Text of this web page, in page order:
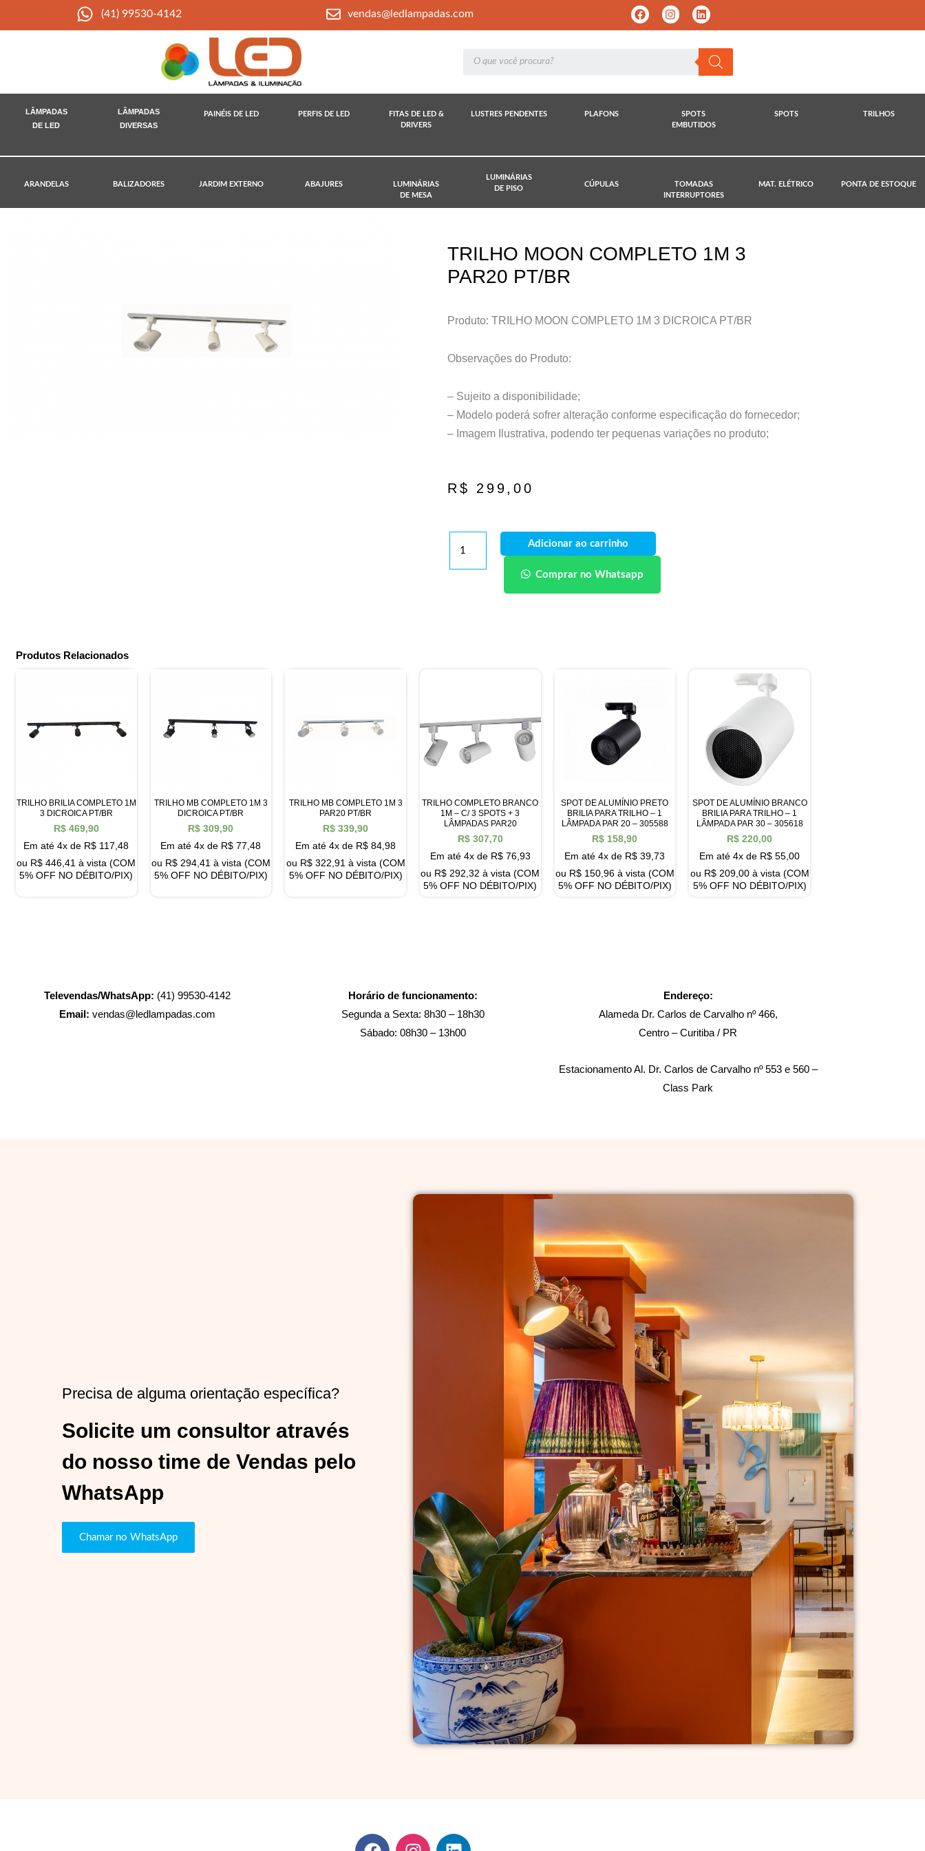
(41) 99530-4142 vendas@ledlampadas.com
LÂMPADAS
DE LED
LÂMPADAS
DIVERSAS
PAINÉIS DE LED PERFIS DE LED
FITAS DE LED &
DRIVERS
LUSTRES PENDENTES PLAFONS
SPOTS
EMBUTIDOS
SPOTS TRILHOS
ARANDELAS BALIZADORES JARDIM EXTERNO ABAJURES
LUMINÁRIAS
DE MESA
LUMINÁRIAS
DE PISO
CÚPULAS
TOMADAS
INTERRUPTORES
MAT. ELÉTRICO PONTA DE ESTOQUE
TRILHO MOON COMPLETO 1M 3
PAR20 PT/BR
Produto: TRILHO MOON COMPLETO 1M 3 DICROICA PT/BR
Observações do Produto:
– Sujeito a disponibilidade;
– Modelo poderá sofrer alteração conforme especificação do fornecedor;
– Imagem Ilustrativa, podendo ter pequenas variações no produto;
R$ 299,00
Adicionar ao carrinho
Comprar no Whatsapp
Produtos Relacionados
TRILHO BRILIA COMPLETO 1M
3 DICROICA PT/BR
R$469,90
Em até 4x de R$ 117,48
ou R$ 446,41 à vista (COM
5% OFF NO DÉBITO/PIX)
TRILHO MB COMPLETO 1M 3
DICROICA PT/BR
R$ 309,90
Em até 4x de R$ 77,48
ou R$294,41 à vista (COM
5% OFF NO DÉBITO/PIX)
TRILHO MB COMPLETO 1M 3
PAR20 PT/BR
R$ 339,90
Em até 4x de R$ 84,98
ou R$322,91 à vista (COM
5% OFF NO DÉBITO/PIX)
TRILHO COMPLETO BRANCO
1M – C/ 3 SPOTS + 3
LÂMPADAS PAR20
R$307,70
Em até 4x de R$76,93
ou R$ 292,32 à vista (COM
5% OFF NO DÉBITO/PIX)
SPOT DE ALUMÍNIO PRETO
BRILIA PARA TRILHO – 1
LÂMPADA PAR 20 – 305588
R$ 158,90
Em até 4x de R$ 39,73
ou R$150,96 à vista (COM
5% OFF NO DÉBITO/PIX)
SPOT DE ALUMÍNIO BRANCO
BRILIA PARA TRILHO – 1
LÂMPADA PAR 30 – 305618
R$ 220,00
Em até 4x de R$ 55,00
ou R$209,00 à vista (COM
5% OFF NO DÉBITO/PIX)
Televendas/WhatsApp: (41) 99530-4142
Email: vendas@ledlampadas.com
Horário de funcionamento:
Segunda a Sexta: 8h30 – 18h30
Sábado: 08h30 – 13h00
Endereço:
Alameda Dr. Carlos de Carvalho nº 466,
Centro – Curitiba / PR
Estacionamento Al. Dr. Carlos de Carvalho nº 553 e 560 –
Class Park
Precisa de alguma orientação específica?
Solicite um consultor através
do nosso time de Vendas pelo
WhatsApp
Chamar no WhatsApp